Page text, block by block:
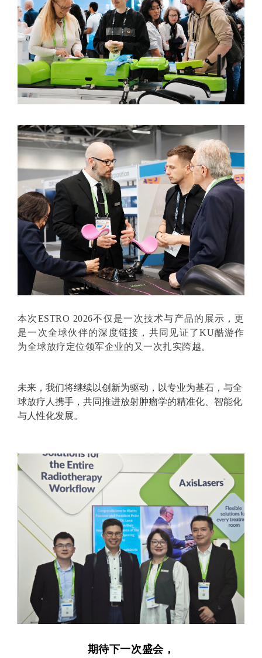
本次ESTRO 2026不仅是一次技术与产品的展示，更
是一次全球伙伴的深度链接，共同见证了KU酷游作
为全球放疗定位领军企业的又一次扎实跨越。
未来，我们将继续以创新为驱动，以专业为基石，与全
球放疗人携手，共同推进放射肿瘤学的精准化、智能化
与人性化发展。
期待下一次盛会，